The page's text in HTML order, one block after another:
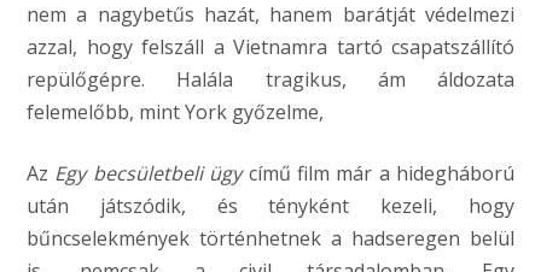
nem a nagybetűs hazát, hanem barátját védelmezi
azzal, hogy felszáll a Vietnamra tartó csapatszállító
repülőgépre. Halála tragikus, ám áldozata
felemelőbb, mint York győzelme,
Az Egy becsületbeli ügycímű film már a hidegháború
után játszódik, és tényként kezeli, hogy
bűncselekmények történhetnek a hadseregen belül